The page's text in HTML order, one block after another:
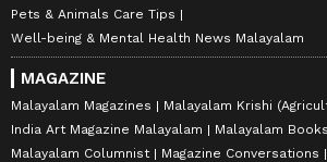
Pets & Animals Care Tips
Well-being & Mental Health News Malayalam
MAGAZINE
Malayalam Magazines
Malayalam Krishi
India Art Magazine Malayalam
Malayalam Books
Malayalam Columnist
Magazine Conversations